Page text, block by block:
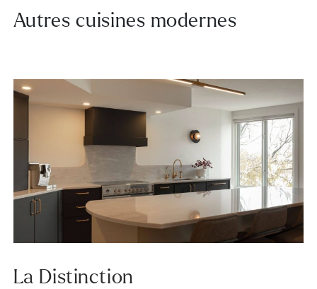
Autres cuisines modernes
La Distinction